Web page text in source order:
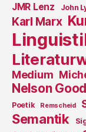
JMR Lenz John
Karl Marx
Medium
Nelson
Poetik
Remscheid
Semantik